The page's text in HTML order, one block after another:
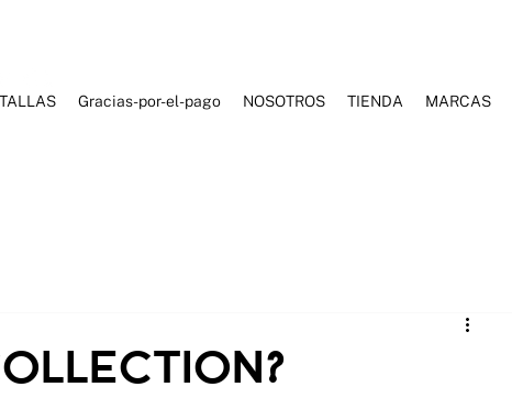
Gracias-por-el-pago NOSOTROS TIENDA MARCAS